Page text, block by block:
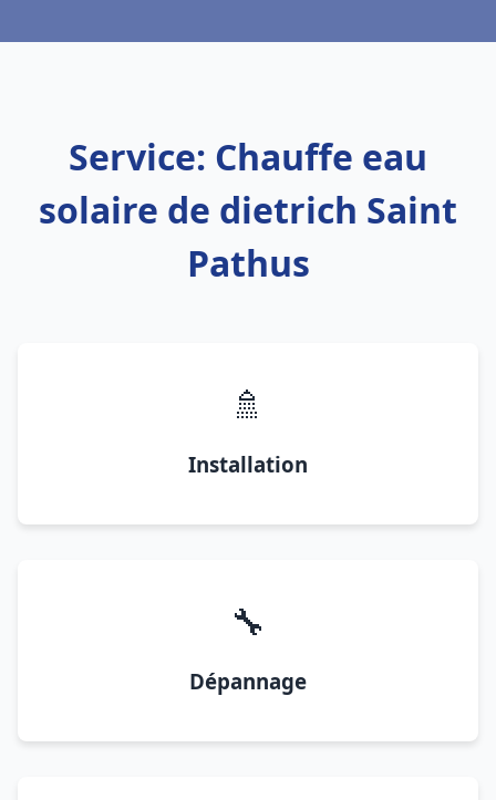
Service: Chauffe eau
solaire de dietrich Saint
Pathus
🚿
Installation
🔧
Dépannage